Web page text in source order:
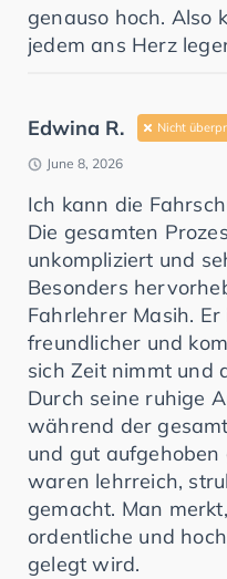
genauso hoch. Also
jedem ans Herz
Edwina R. Nicht
June 8, 2026
Ich kann die
Die gesamten
unkompliziert und
Besonders
Fahrlehrer Masih.
freundlicher und
sich Zeit nimmt und
Durch seine ruhige
während der
und gut aufgehoben
waren lehrreich,
gemacht. Man
ordentliche und
gelegt wird.